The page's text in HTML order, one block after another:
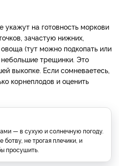
укажут на готовность моркови
зачастую нижних,
(тут можно подкопать или
трещинки. Это
выкопке. Если сомневаетесь,
корнеплодов и оценить
— в сухую и солнечную погоду.
не трогая плечики, и
просушить.